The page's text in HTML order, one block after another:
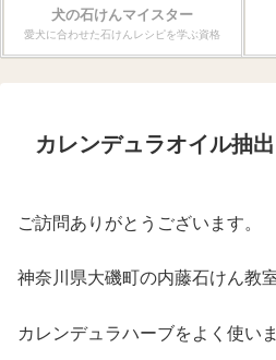
犬の石けんマイスター
愛犬に合わせた石けんレシピを学ぶ資格
カレンデュラオイル抽
ご訪問ありがとうございます。
神奈川県大磯町の内藤石けん教室
カレンデュラハーブをよく使いま